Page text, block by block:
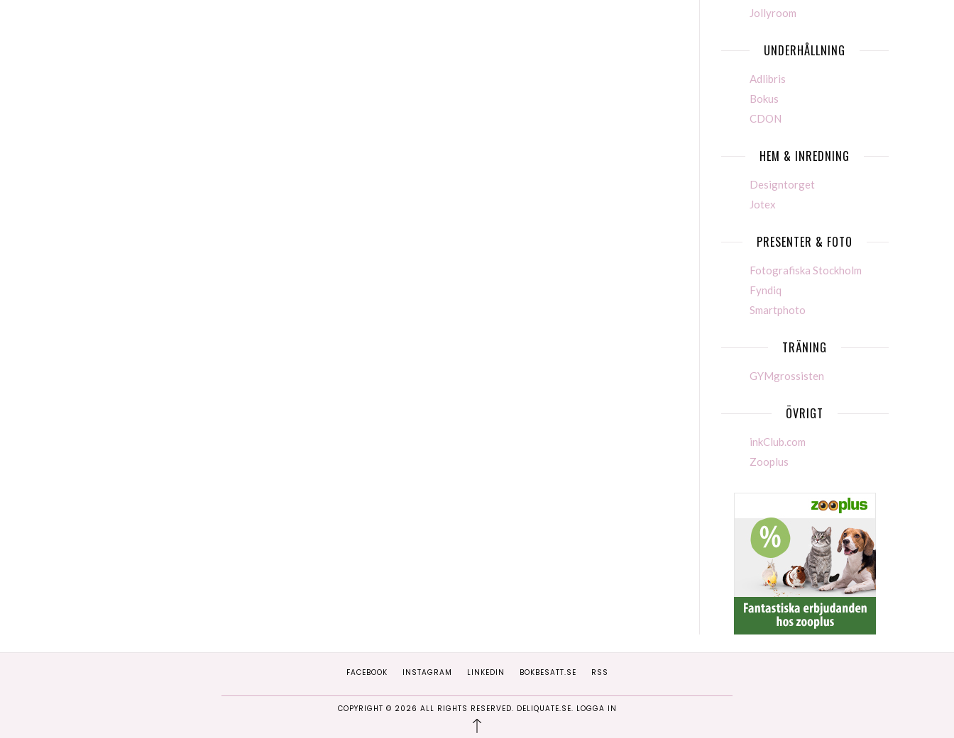
Jollyroom
UNDERHÅLLNING
Adlibris
Bokus
CDON
HEM & INREDNING
Designtorget
Jotex
PRESENTER & FOTO
Fotografiska Stockholm
Fyndiq
Smartphoto
TRÄNING
GYMgrossisten
ÖVRIGT
inkClub.com
Zooplus
FACEBOOK INSTAGRAM LINKEDIN BOKBESATT.SE RSS
COPYRIGHT © 2026 ALL RIGHTS RESERVED. DELIQUATE.SE. LOGGA IN